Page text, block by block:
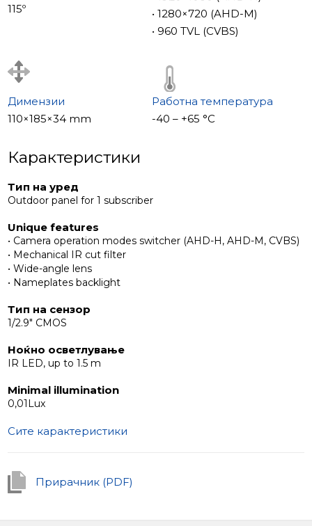
115º
• 1280×720 (AHD-M)
• 960 TVL (CVBS)
Димензии
110×185×34 mm
Работна температура
-40 – +65 °С
Карактеристики
Тип на уред
Outdoor panel for 1 subscriber
Unique features
• Camera operation modes switcher (AHD-H, AHD-M, CVBS)
• Mechanical IR cut filter
• Wide-angle lens
• Nameplates backlight
Тип на сензор
1/2.9" CMOS
Ноќно осветлување
IR LED, up to 1.5 m
Minimal illumination
0,01Lux
Сите карактеристики
Прирачник (PDF)